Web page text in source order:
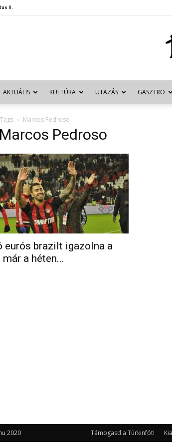
8.
AKTUÁLIS KULTÚRA UTAZÁS GASZTRO
Tags Marcos Pedroso
Pedroso
eurós brazilt igazolna a
a héten...
Támogasd a Türkinfót!
2020